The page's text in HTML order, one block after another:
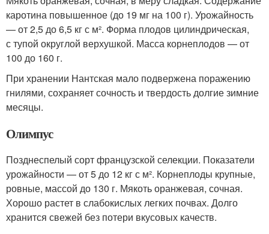
каротина повышенное (до 19 мг на 100 г). Урожайность
— от 2,5 до 6,5 кг с м². Форма плодов цилиндрическая,
с тупой округлой верхушкой. Масса корнеплодов — от
100 до 160 г.
При хранении Нантская мало подвержена поражению
гнилями, сохраняет сочность и твердость долгие зимние
месяцы.
Олимпус
Позднеспелый сорт французской селекции. Показатели
урожайности — от 5 до 12 кг с м². Корнеплоды крупные,
ровные, массой до 130 г. Мякоть оранжевая, сочная.
Хорошо растет в слабокислых легких почвах. Долго
хранится свежей без потери вкусовых качеств.